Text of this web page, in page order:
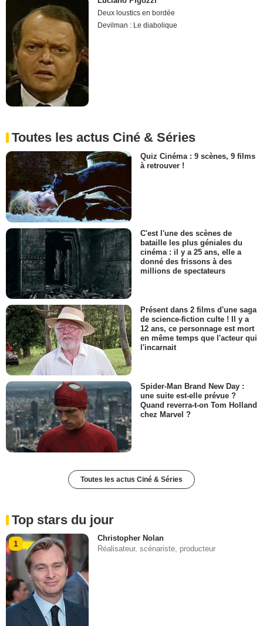
Deux loustics en bordée
Devilman : Le diabolique
Toutes les actus Ciné & Séries
Quiz Cinéma : 9 scènes, 9 films
à retrouver !
C'est l'une des scènes de
bataille les plus géniales du
cinéma : il y a 25 ans, elle a
donné des frissons à des
millions de spectateurs
Présent dans 2 films d'une saga
de science-fiction culte ! Il y a
12 ans, ce personnage est mort
en même temps que l'acteur qui
l'incarnait
Spider-Man Brand New Day :
une suite est-elle prévue ?
Quand reverra-t-on Tom Holland
chez Marvel ?
Toutes les actus Ciné & Séries
Top stars du jour
1
Christopher Nolan
Réalisateur, scénariste, producteur